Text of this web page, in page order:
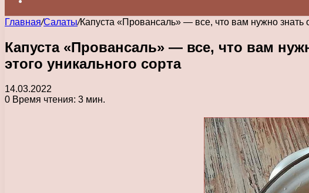
Главная/Салаты/Капуста «Провансаль» — все, что вам нужно знать
Капуста «Провансаль» — все, что вам
этого уникального сорта
14.03.2022
0 Время чтения: 3 мин.